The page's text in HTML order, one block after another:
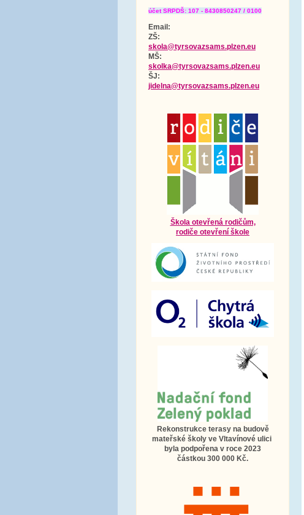
účet SRPDŠ: 107 - 8430850247 / 0100
Email:
ZŠ:
skola@tyrsovazsams.plzen.eu
MŠ:
skolka@tyrsovazsams.plzen.eu
ŠJ:
jidelna@tyrsovazsams.plzen.eu
Škola otevřená rodičům,
rodiče otevření škole
Rekonstrukce terasy na budově
mateřské školy ve Vltavínové ulici
byla podpořena v roce 2023
částkou 300 000 Kč.